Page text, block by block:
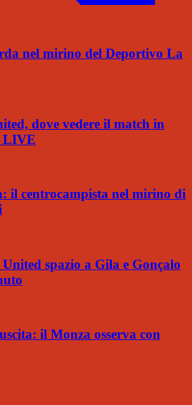
nel mirino del Deportivo La
dove vedere il match in
LIVE
il centrocampista nel mirino di
spazio a Gila e Gonçalo
il Monza osserva con